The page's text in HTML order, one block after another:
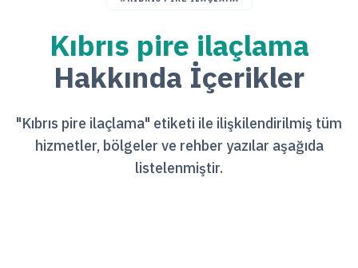
Kıbrıs pire ilaçlama
Hakkında İçerikler
"Kıbrıs pire ilaçlama" etiketi ile ilişkilendirilmiş tüm
hizmetler, bölgeler ve rehber yazılar aşağıda
listelenmiştir.